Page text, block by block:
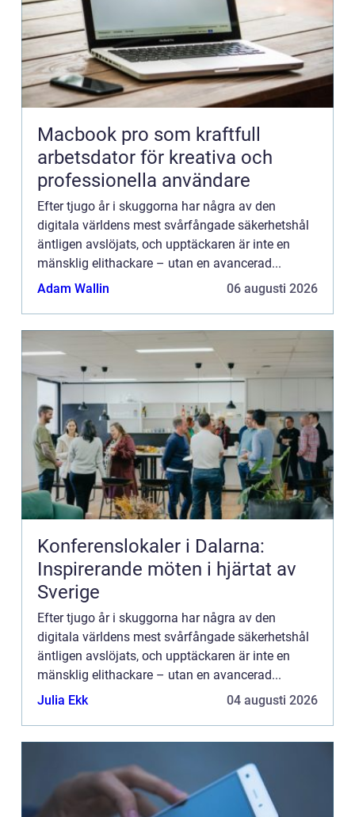
Macbook pro som kraftfull
arbetsdator för kreativa och
professionella användare
Efter tjugo år i skuggorna har några av den
digitala världens mest svårfångade säkerhetshål
äntligen avslöjats, och upptäckaren är inte en
mänsklig elithackare – utan en avancerad...
Adam Wallin
06 augusti 2026
Konferenslokaler i Dalarna:
Inspirerande möten i hjärtat av
Sverige
Efter tjugo år i skuggorna har några av den
digitala världens mest svårfångade säkerhetshål
äntligen avslöjats, och upptäckaren är inte en
mänsklig elithackare – utan en avancerad...
Julia Ekk
04 augusti 2026